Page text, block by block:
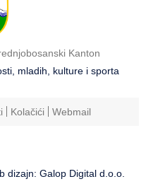
Kanton
mladih, kulture i sporta
Kolačići Webmail
dizajn: Galop Digital d.o.o.